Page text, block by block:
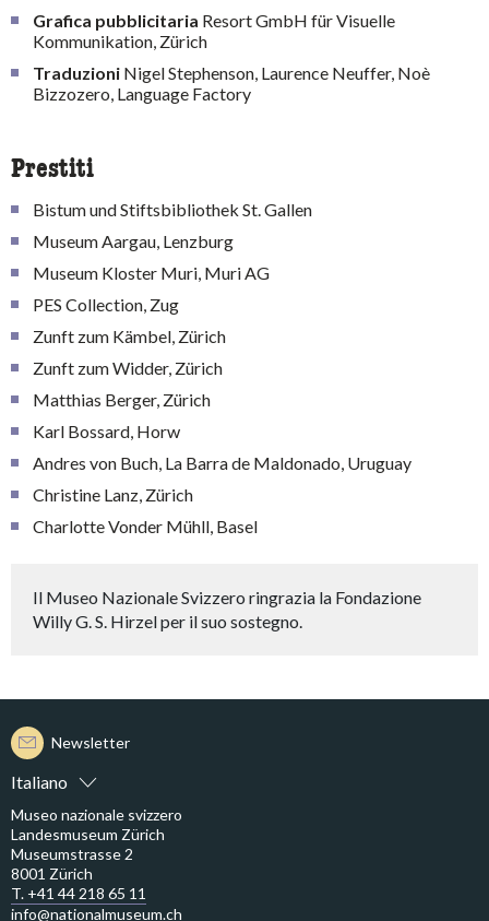
Grafica pubblicitaria Resort GmbH für Visuelle
Kommunikation, Zürich
Traduzioni Nigel Stephenson, Laurence Neuffer, Noè
Bizzozero, Language Factory
Prestiti
Bistum und Stiftsbibliothek St. Gallen
Museum Aargau, Lenzburg
Museum Kloster Muri, Muri AG
PES Collection, Zug
Zunft zum Kämbel, Zürich
Zunft zum Widder, Zürich
Matthias Berger, Zürich
Karl Bossard, Horw
Andres von Buch, La Barra de Maldonado, Uruguay
Christine Lanz, Zürich
Charlotte Vonder Mühll, Basel
Il Museo Nazionale Svizzero ringrazia la Fondazione
Willy G. S. Hirzel per il suo sostegno.
Italiano
Newsletter
Museo nazionale svizzero
Landesmuseum Zürich
Museumstrasse 2
8001 Zürich
T. +41 44 218 65 11
info@nationalmuseum.ch